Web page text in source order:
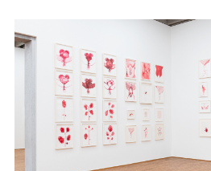
999
/upload/news/
Jenny Holzer, Louise Bourgeois
February 19, 2022 - May 15, 2022
Installation view ofLouise Bourgeois
© The Easton Foundation/2022,